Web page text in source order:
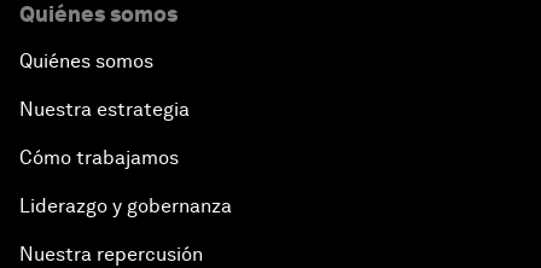
Quiénes somos
Quiénes somos
Nuestra estrategia
Cómo trabajamos
Liderazgo y gobernanza
Nuestra repercusión